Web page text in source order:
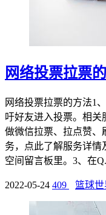
网络投票拉票
网络投票拉票的方法1
吁好友进入投票。相
做微信拉票、拉点赞、
务，点此了解服务详情
空间留言板里。3、在
2022-05-24 409 篮球